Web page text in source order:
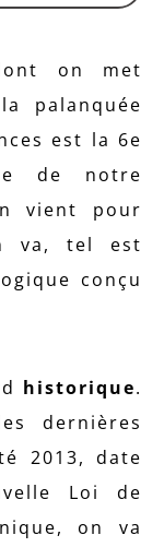
on met
palanquée
est la 6e
de notre
vient pour
va, tel est
conçu
historique.
dernières
2013, date
Loi de
on va